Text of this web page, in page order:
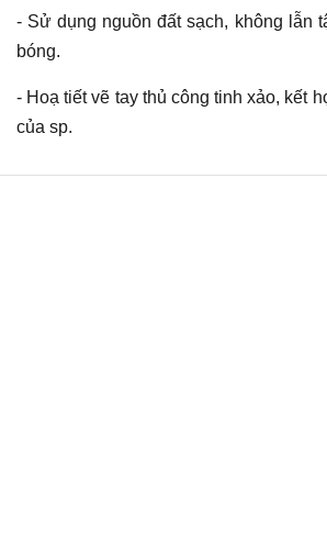
- Sử dụng nguồn đất sạch, không lẫn
bóng.
- Hoạ tiết vẽ tay thủ công tinh xảo, kết
của sp.